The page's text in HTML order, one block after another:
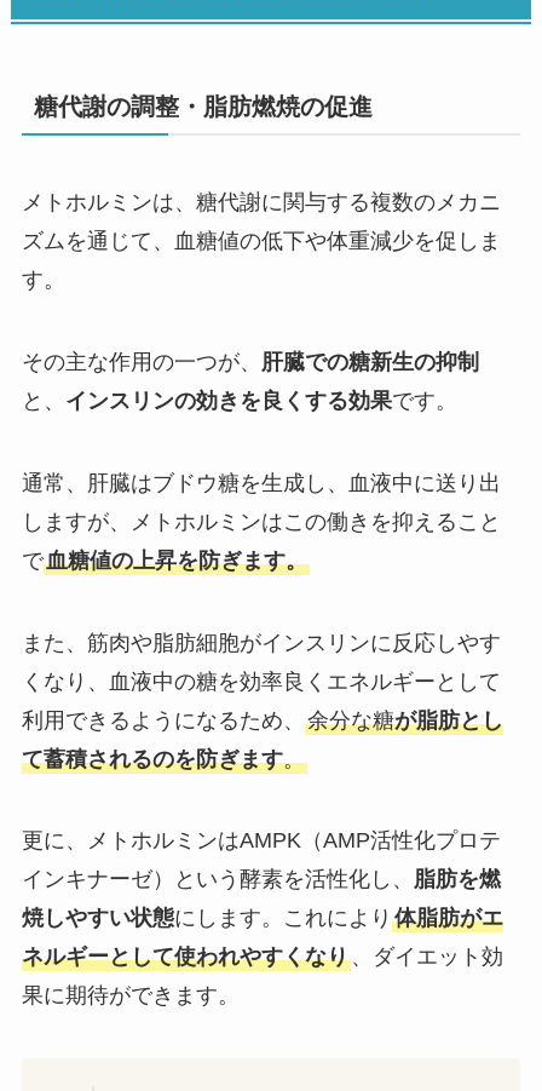
糖代謝の調整・脂肪燃焼の促進
メトホルミンは、糖代謝に関与する複数のメカニ
ズムを通じて、血糖値の低下や体重減少を促しま
す。
その主な作用の一つが、
肝臓での糖新生の抑制
と、 インスリンの効きを良くする効果です。
通常、肝臓はブドウ糖を生成し、血液中に送り出
しますが、メトホルミンはこの働きを抑えること
で血糖値の上昇を防ぎます。
また、筋肉や脂肪細胞がインスリンに反応しやす
くなり、血液中の糖を効率良くエネルギーとして
利用できるようになるため、 余分な糖が脂肪とし
て蓄積されるのを防ぎます。
更に、メトホルミンはAMPK（AMP活性化プロテ
インキナーゼ）という酵素を活性化し、 脂肪を燃
焼しやすい状態にします。これにより 体脂肪がエ
ネルギーとして使われやすくなり、ダイエット効
果に期待ができます。